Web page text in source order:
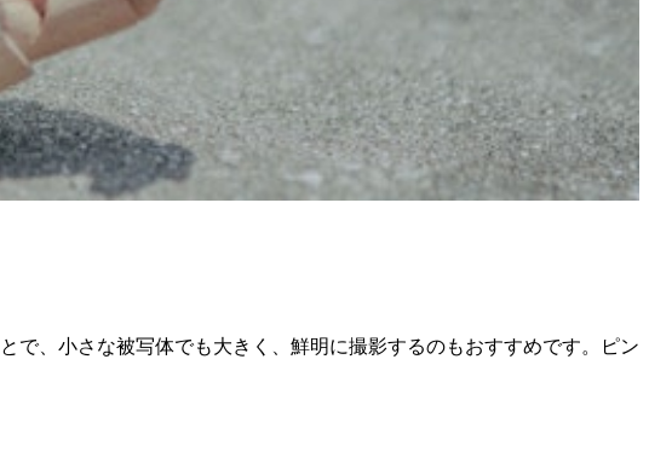
で、小さな被写体でも大きく、鮮明に撮影するのもおすすめです。ピン